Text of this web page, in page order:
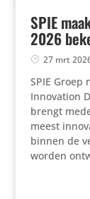
SPIE
2026
27 mrt
SPIE
Innovation
brengt
meest
binnen de
worden